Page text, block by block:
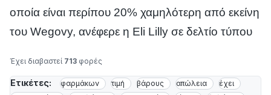
οποία είναι περίπου 20% χαμηλότερη από εκείνη
του Wegovy, ανέφερε η Eli Lilly σε δελτίο τύπου
Έχει διαβαστεί 713 φορές
Ετικέτες: φαρμάκων τιμή βάρους απώλεια
έχει